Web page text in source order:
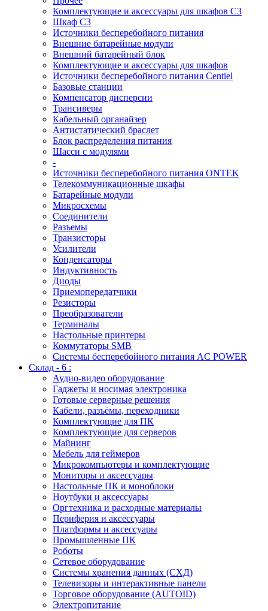
Комплектующие и аксессуары для шкафов C3
Шкаф C3
Источники бесперебойного питания
Внешние батарейные модули
Внешний батарейный блок
Комплектующие и аксессуары для шкафов
Источники бесперебойного питания Centiel
Базовые станции
Компенсатор дисперсии
Трансиверы
Кабельный органайзер
Антистатический браслет
Блок распределения питания
Шасси с модулями
-
Источники бесперебойного питания ONTEK
Телекоммуникационные шкафы
Батарейные модули
Микросхемы
Соединители
Разъемы
Транзисторы
Усилители
Конденсаторы
Индуктивность
Диоды
Приемопередатчики
Резисторы
Преобразователи
Терминалы
Настольные принтеры
Коммутаторы SMB
Системы бесперебойного питания AC POWER
Склад - 6 :
Аудио-видео оборудование
Гаджеты и носимая электроника
Готовые серверные решения
Кабели, разъёмы, переходники
Комплектующие для ПК
Комплектующие для серверов
Майнинг
Мебель для геймеров
Микрокомпьютеры и комплектующие
Мониторы и аксессуары
Настольные ПК и моноблоки
Ноутбуки и аксессуары
Оргтехника и расходные материалы
Периферия и аксессуары
Платформы и аксессуары
Промышленные ПК
Роботы
Сетевое оборудование
Системы хранения данных (СХД)
Телевизоры и интерактивные панели
Торговое оборудование (AUTOID)
Электропитание